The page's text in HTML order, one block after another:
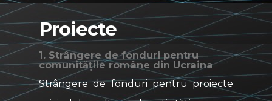
Proiecte
1. Strângere de fonduri pentru
comunitățile române din Ucraina
Strângere de fonduri pentru proiecte